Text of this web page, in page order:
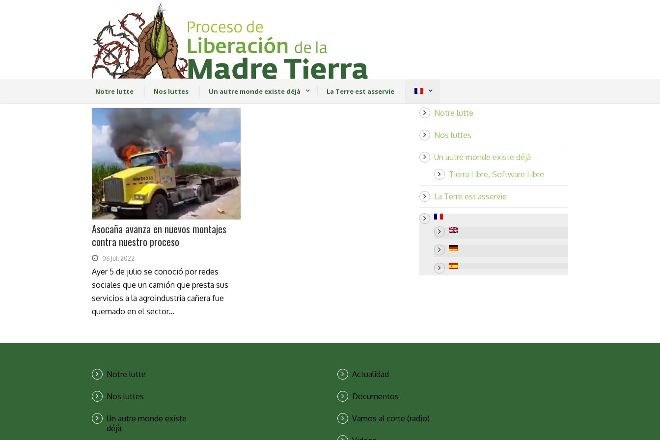
Notre lutte Nos luttes Un autre monde existe déjà La Terre est asservie
Asocaña avanza en nuevos montajes
contra nuestro proceso
06 Juil 2022
Ayer 5 de julio se conoció por redes
sociales que un camión que presta sus
servicios a la agroindustria cañera fue
quemado en el sector...
Notre lutte
Nos luttes
Un autre monde existe déjà
Tierra Libre, Software Libre
La Terre est asservie
Notre lutte
Nos luttes
Un autre monde existe
déjà
Actualidad
Documentos
Vamos al corte (radio)